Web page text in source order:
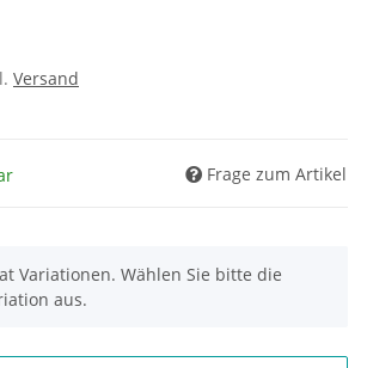
Versand
Frage zum Artikel
Variationen. Wählen Sie bitte die
aus.